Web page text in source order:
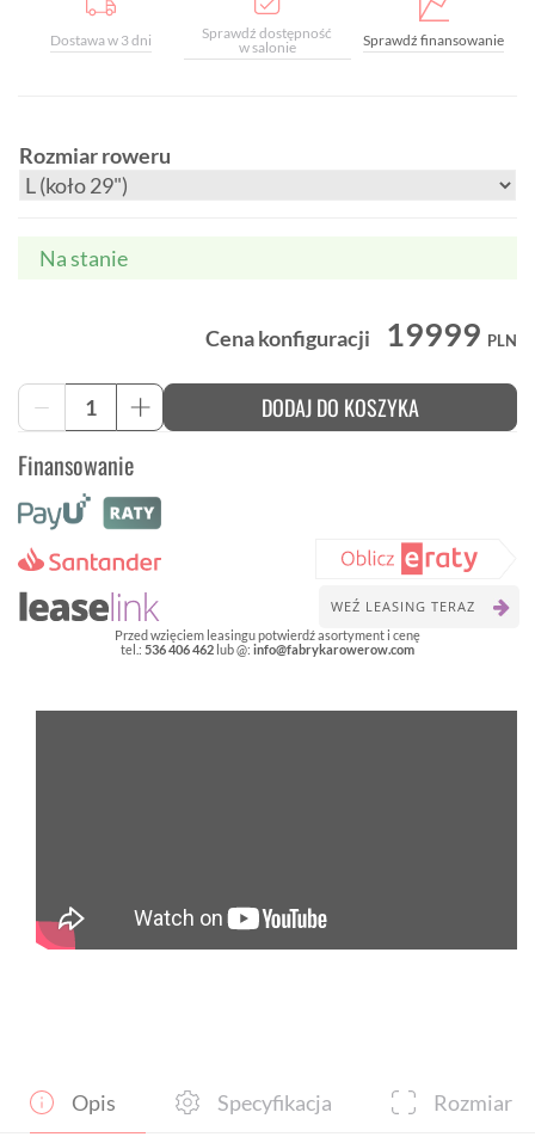
Dostawa w 3 dni
Sprawdź dostępność
w salonie
Sprawdź finansowanie
Rozmiar roweru
Na stanie
Cena konfiguracji 19999 PLN
-
ilość
Trek
FS+
4
Gen
elektryczny
górski
+ DODAJ DO KOSZYKA
Finansowanie
WEŹ LEASING TERAZ
Przed wzięciem leasingu potwierdź asortyment i cenę
tel.: 536 406 462 lub @: info@fabrykarowerow.com
Opis Specyfikacja Rozmiar